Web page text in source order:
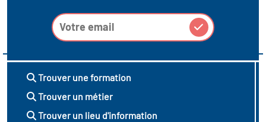
Trouver une formation
Trouver un métier
Trouver un lieu d'information